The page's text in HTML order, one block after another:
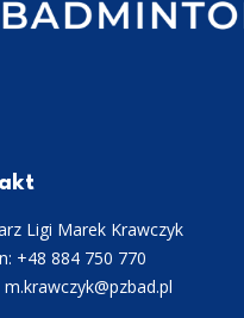
Ligi Marek Krawczyk
+48 884 750 770
m.krawczyk@pzbad.pl